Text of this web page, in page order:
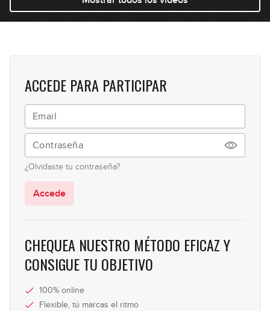
#170 - Groove disco-funk con
Octavas en Am
ACCEDE PARA PARTICIPAR
¿Olvidaste tu contraseña?
Accede
CHEQUEA NUESTRO MÉTODO EFICAZ Y
CONSIGUE TU OBJETIVO
100% online
Flexible, tú marcas el ritmo